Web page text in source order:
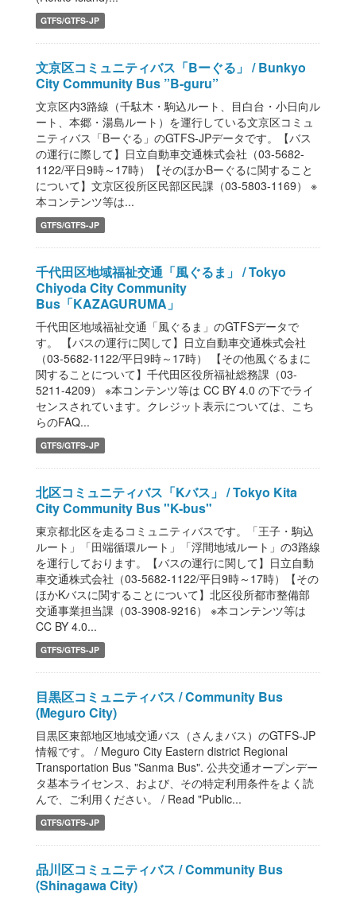
GTFS/GTFS-JP
文京区コミュニティバス「Bーぐる」 / Bunkyo
City Community Bus ”B-guru”
文京区内3路線（千駄木・駒込ルート、目白台・小日向ル
ート、本郷・湯島ルート）を運行している文京区コミュ
ニティバス「Bーぐる」のGTFS-JPデータです。【バス
の運行に際して】日立自動車交通株式会社（03-5682-
1122/平日9時～17時）【そのほかBーぐるに関すること
について】文京区役所区民部区民課（03-5803-1169） ※
本コンテンツ等は...
GTFS/GTFS-JP
千代田区地域福祉交通「風ぐるま」 / Tokyo
Chiyoda City Community
Bus「KAZAGURUMA」
千代田区地域福祉交通「風ぐるま」のGTFSデータで
す。 【バスの運行に関して】日立自動車交通株式会社
（03-5682-1122/平日9時～17時） 【その他風ぐるまに
関することについて】千代田区役所福祉総務課（03-
5211-4209） ※本コンテンツ等は CC BY 4.0 の下でライ
センスされています。クレジット表示については、こち
らのFAQ...
GTFS/GTFS-JP
北区コミュニティバス「Kバス」 / Tokyo Kita
City Community Bus "K-bus"
東京都北区を走るコミュニティバスです。「王子・駒込
ルート」「田端循環ルート」「浮間地域ルート」の3路線
を運行しております。【バスの運行に関して】日立自動
車交通株式会社（03-5682-1122/平日9時～17時）【その
ほかKバスに関することについて】北区役所都市整備部
交通事業担当課（03-3908-9216） ※本コンテンツ等は
CC BY 4.0...
GTFS/GTFS-JP
目黒区コミュニティバス / Community Bus
(Meguro City)
目黒区東部地区地域交通バス（さんまバス）のGTFS-JP
情報です。 / Meguro City Eastern district Regional
Transportation Bus "Sanma Bus". 公共交通オープンデー
タ基本ライセンス、および、その特定利用条件をよく読
んで、ご利用ください。 / Read "Public...
GTFS/GTFS-JP
品川区コミュニティバス / Community Bus
(Shinagawa City)